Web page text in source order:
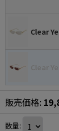
Clear
販売価格:
数量: